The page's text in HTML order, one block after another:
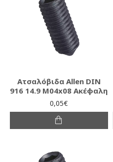
Ατσαλόβιδα Allen DIN
916 14.9 M04x08 Ακέφαλη
0,05€